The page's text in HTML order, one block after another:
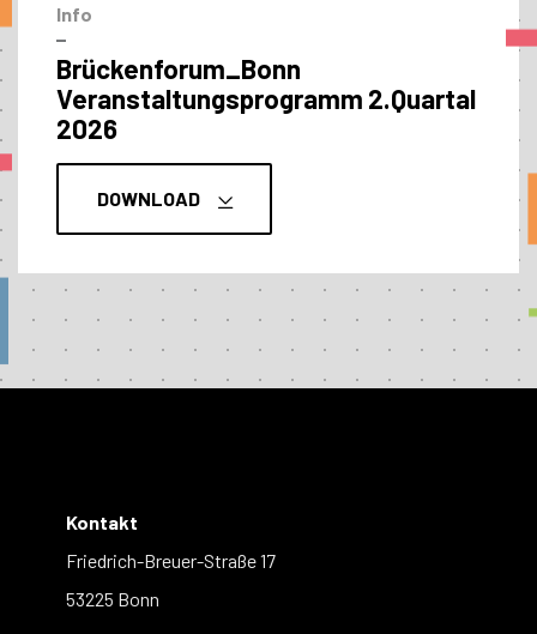
Info
–
Brückenforum_Bonn
Veranstaltungs­programm 2.Quartal
2026
DOWNLOAD
Kontakt
Friedrich-Breuer-Straße 17
53225 Bonn